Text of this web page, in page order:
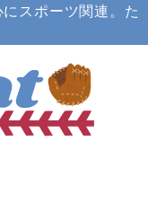
スポーツ関連。た